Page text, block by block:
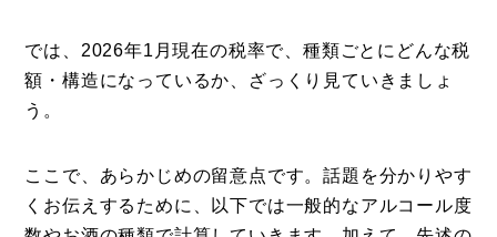
では、2026年1月現在の税率で、種類ごとにどんな税
額・構造になっているか、ざっくり見ていきましょ
う。
ここで、あらかじめの留意点です。話題を分かりやす
くお伝えするために、以下では一般的なアルコール度